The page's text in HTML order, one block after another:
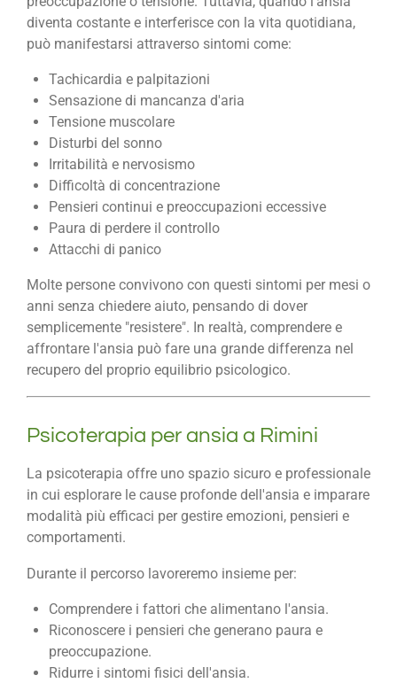
diventa costante e interferisce con la vita quotidiana,
può manifestarsi attraverso sintomi come:
Tachicardia e palpitazioni
Sensazione di mancanza d'aria
Tensione muscolare
Disturbi del sonno
Irritabilità e nervosismo
Difficoltà di concentrazione
Pensieri continui e preoccupazioni eccessive
Paura di perdere il controllo
Attacchi di panico
Molte persone convivono con questi sintomi per mesi o
anni senza chiedere aiuto, pensando di dover
semplicemente "resistere". In realtà, comprendere e
affrontare l'ansia può fare una grande differenza nel
recupero del proprio equilibrio psicologico.
Psicoterapia per ansia a Rimini
La psicoterapia offre uno spazio sicuro e professionale
in cui esplorare le cause profonde dell'ansia e imparare
modalità più efficaci per gestire emozioni, pensieri e
comportamenti.
Durante il percorso lavoreremo insieme per:
Comprendere i fattori che alimentano l'ansia.
Riconoscere i pensieri che generano paura e
preoccupazione.
Ridurre i sintomi fisici dell'ansia.